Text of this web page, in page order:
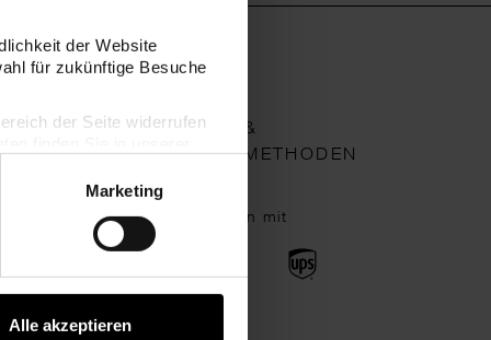
der Website
für zukünftige Besuche
der Seite widerrufen
Marketing
Alle akzeptieren
VERSAND- &
ZAHLUNGSMETHODEN
Wir verschicken mit